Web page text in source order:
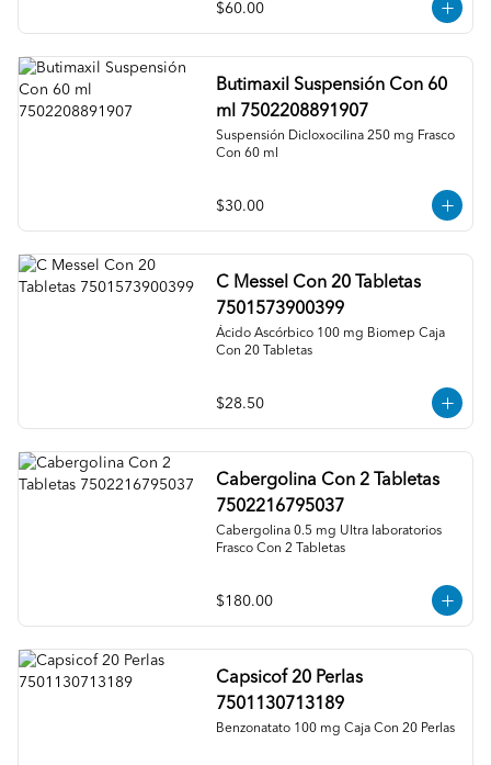
$60.00
Butimaxil Suspensión Con 60
ml 7502208891907
Suspensión Dicloxocilina 250 mg Frasco
Con 60 ml
$30.00
C Messel Con 20 Tabletas
7501573900399
Ácido Ascórbico 100 mg Biomep Caja
Con 20 Tabletas
$28.50
Cabergolina Con 2 Tabletas
7502216795037
Cabergolina 0.5 mg Ultra laboratorios
Frasco Con 2 Tabletas
$180.00
Capsicof 20 Perlas
7501130713189
Benzonatato 100 mg Caja Con 20 Perlas